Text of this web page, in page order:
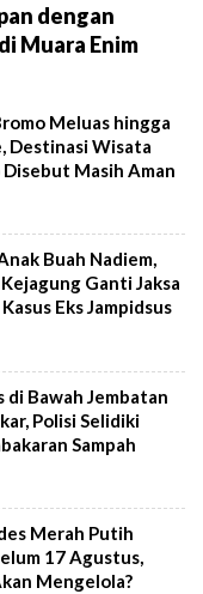
dengan
Muara Enim
Meluas hingga
Destinasi Wisata
Masih Aman
Buah Nadiem,
Ganti Jaksa
Eks Jampidsus
di Bawah Jembatan
Polisi Selidiki
Sampah
Merah Putih
17 Agustus,
Mengelola?